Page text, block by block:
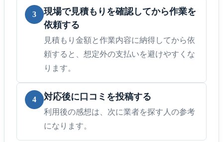
3
現場で見積もりを確認してから作業を
依頼する
見積もり金額と作業内容に納得してから依
頼すると、想定外の支払いを避けやすくな
ります。
4 対応後に口コミを投稿する
利用後の感想は、次に業者を探す人の参考
になります。